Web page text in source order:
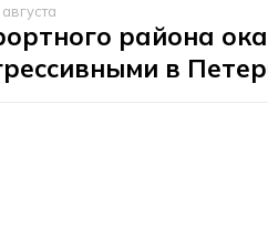
района
в